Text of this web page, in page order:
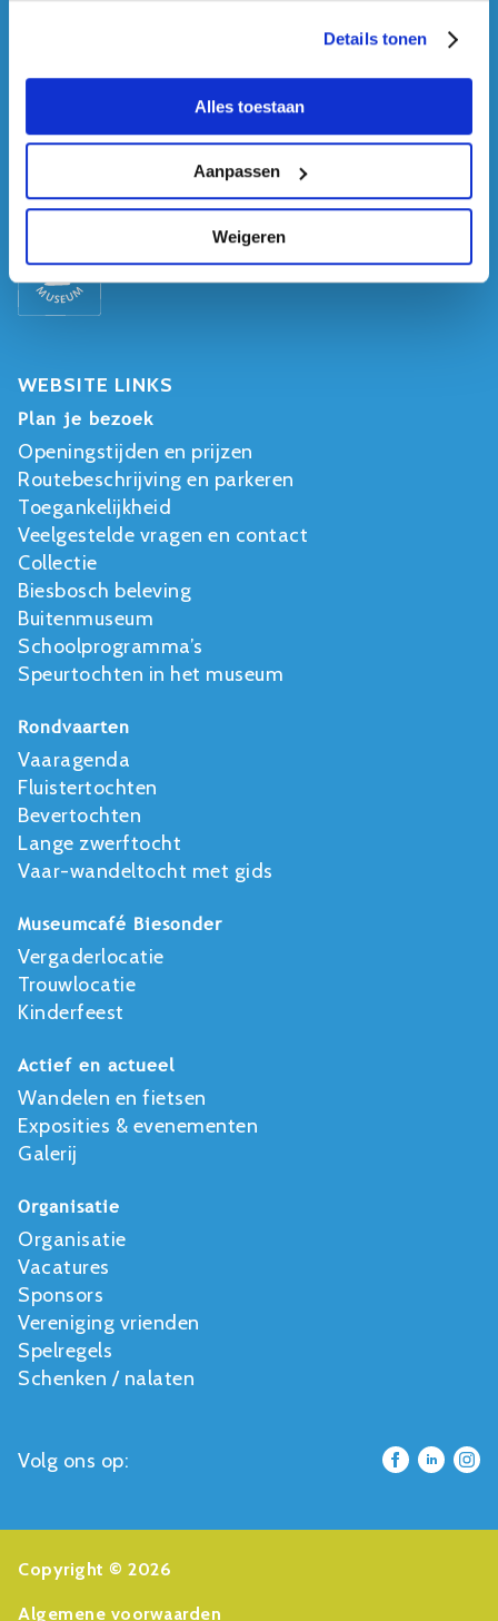
Details tonen
Alles toestaan
Aanpassen
Weigeren
+31 (0) 183 - 504 009
Plan je bezoek
WEBSITE LINKS
Plan je bezoek
Openingstijden en prijzen
Routebeschrijving en parkeren
Toegankelijkheid
Veelgestelde vragen en contact
Collectie
Biesbosch beleving
Buitenmuseum
Schoolprogramma’s
Speurtochten in het museum
Rondvaarten
Vaaragenda
Fluistertochten
Bevertochten
Lange zwerftocht
Vaar-wandeltocht met gids
Museumcafé Biesonder
Vergaderlocatie
Trouwlocatie
Kinderfeest
Actief en actueel
Wandelen en fietsen
Exposities & evenementen
Galerij
Organisatie
Organisatie
Vacatures
Sponsors
Vereniging vrienden
Spelregels
Schenken / nalaten
Volg ons op:
Copyright © 2026
Algemene voorwaarden